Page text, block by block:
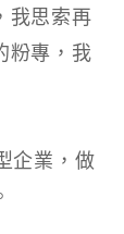
我思索再
粉專，我
企業，做